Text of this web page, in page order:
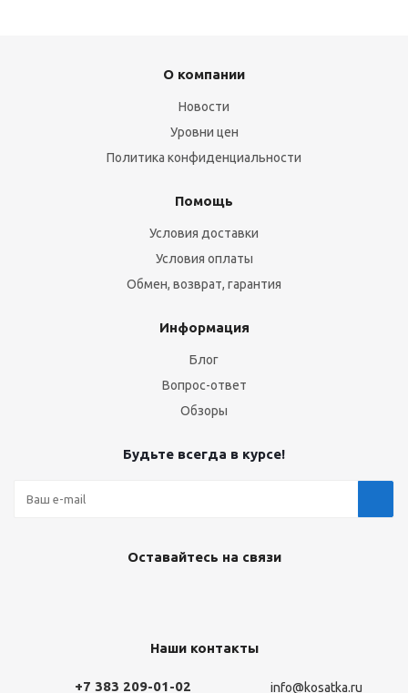
О компании
Новости
Уровни цен
Политика конфиденциальности
Помощь
Условия доставки
Условия оплаты
Обмен, возврат, гарантия
Информация
Блог
Вопрос-ответ
Обзоры
Будьте всегда в курсе!
Оставайтесь на связи
Наши контакты
+7 383 209-01-02 info@kosatka.ru